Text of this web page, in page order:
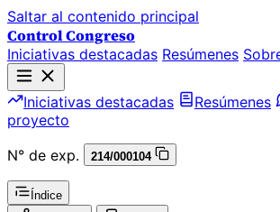
Saltar al contenido principal
Control Congreso
Iniciativas destacadas Resúmenes
Iniciativas destacadas Resúmenes
proyecto
N° de exp.
214/000104
Índice